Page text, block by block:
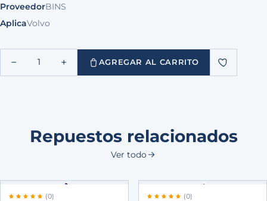
ProveedorBINS
AplicaVolvo
− 1 + AGREGAR AL CARRITO
Repuestos relacionados
Ver todo
(0) (0)